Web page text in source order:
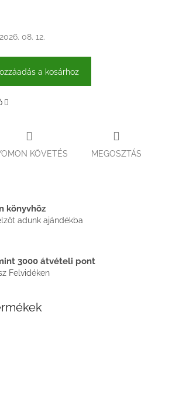
2026. 08. 12.
a kosárhoz
KÖVETÉS MEGOSZTÁS
könyvhöz
adunk ajándékba
3000 átvételi pont
Felvidéken